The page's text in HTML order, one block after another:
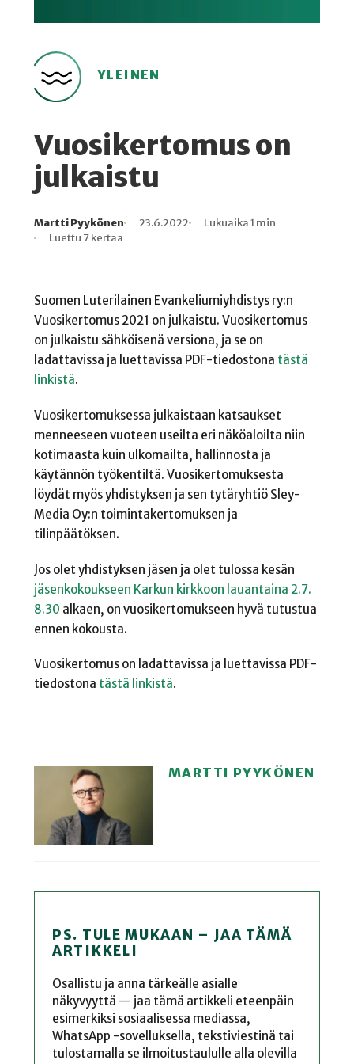
YLEINEN
Vuosikertomus on
julkaistu
Kirjoittaja
Martti Pyykönen
Julkaistu
23.6.2022
Lukuaika
Lukuaika 1 min
Lukukertoja
Luettu 7 kertaa
Suomen Luterilainen Evankeliumiyhdistys ry:n
Vuosikertomus 2021 on julkaistu. Vuosikertomus
on julkaistu sähköisenä versiona, ja se on
ladattavissa ja luettavissa PDF-tiedostona tästä
linkistä.
Vuosikertomuksessa julkaistaan katsaukset
menneeseen vuoteen useilta eri näköaloilta niin
kotimaasta kuin ulkomailta, hallinnosta ja
käytännön työkentiltä. Vuosikertomuksesta
löydät myös yhdistyksen ja sen tytäryhtiö Sley-
Media Oy:n toimintakertomuksen ja
tilinpäätöksen.
Jos olet yhdistyksen jäsen ja olet tulossa kesän
jäsenkokoukseen Karkun kirkkoon lauantaina 2.7.
8.30 alkaen, on vuosikertomukseen hyvä tutustua
ennen kokousta.
Vuosikertomus on ladattavissa ja luettavissa PDF-
tiedostona tästä linkistä.
MARTTI PYYKÖNEN
PS. TULE MUKAAN – JAA TÄMÄ
ARTIKKELI
Osallistu ja anna tärkeälle asialle
näkyvyyttä — jaa tämä artikkeli eteenpäin
esimerkiksi sosiaalisessa mediassa,
WhatsApp -sovelluksella, tekstiviestinä tai
tulostamalla se ilmoitustaululle alla olevilla